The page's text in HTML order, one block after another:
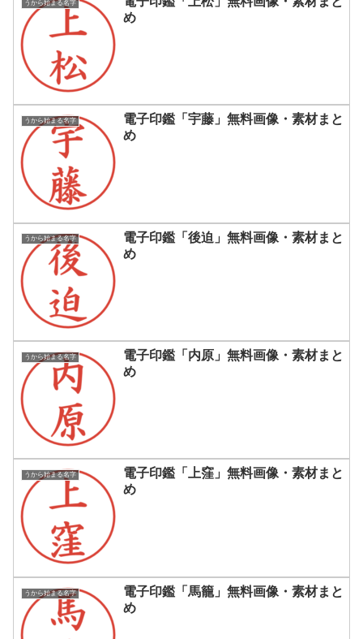
うから始まる名字
め
うから始まる名字
電子印鑑「宇藤」無料画像・素材まと
め
うから始まる名字
電子印鑑「後迫」無料画像・素材まと
め
うから始まる名字
電子印鑑「内原」無料画像・素材まと
め
うから始まる名字
電子印鑑「上窪」無料画像・素材まと
め
うから始まる名字
電子印鑑「馬籠」無料画像・素材まと
め